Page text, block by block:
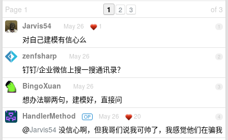
Page 1
of 3
1 2 3
1
Jarvis54 May 26 1
对自己建模有信心么
2
zenfsharp May 26
钉钉/企业微信上搜一搜通讯录？
3
BingoXuan May 26
想办法聊两句，建模好，直接问
4
HandlerMethod OP May 26 20
@Jarvis54 没信心啊，但我哥们说我可帅了，我感觉他们在骗我